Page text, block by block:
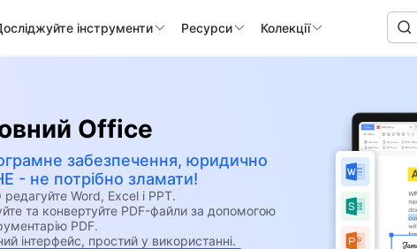
інструменти Ресурси Колекції
Office
забезпечення, юридично
не потрібно зламати!
Word, Excel і PPT.
та конвертуйте PDF-файли за допомогою
PDF.
інтерфейс, простий у використанні.